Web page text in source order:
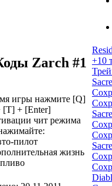
Zarch #1
игры нажмите [Q]
[T] + [Enter]
чит режима
пилот
жизнь
+10